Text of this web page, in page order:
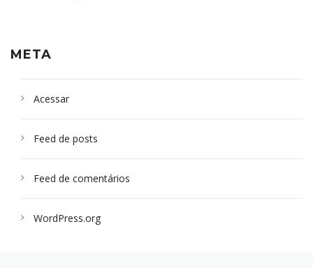
META
Acessar
Feed de posts
Feed de comentários
WordPress.org